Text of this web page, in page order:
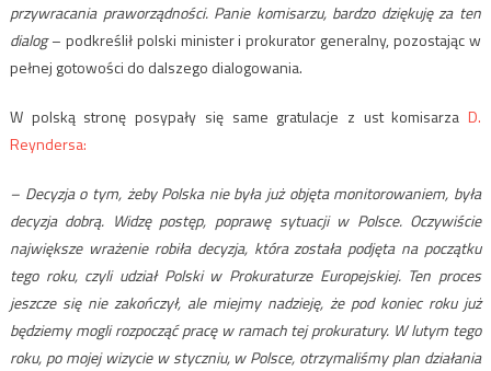
przywracania praworządności. Panie komisarzu, bardzo dziękuję za ten
dialog– podkreślił polski minister i prokurator generalny, pozostając w
pełnej gotowości do dalszego dialogowania.
W polską stronę posypały się same gratulacje z ust komisarzaD.
Reyndersa:
– Decyzja o tym, żeby Polska nie była już objęta monitorowaniem, była
decyzja dobrą. Widzę postęp, poprawę sytuacji w Polsce. Oczywiście
największe wrażenie robiła decyzja, która została podjęta na początku
tego roku, czyli udział Polski w Prokuraturze Europejskiej. Ten proces
jeszcze się nie zakończył, ale miejmy nadzieję, że pod koniec roku już
będziemy mogli rozpocząć pracę w ramach tej prokuratury. W lutym tego
roku, po mojej wizycie w styczniu, w Polsce, otrzymaliśmy plan działania